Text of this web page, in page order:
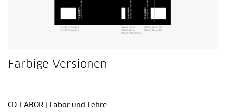
Farbige Versionen
CD-LABOR | Labor und Lehre